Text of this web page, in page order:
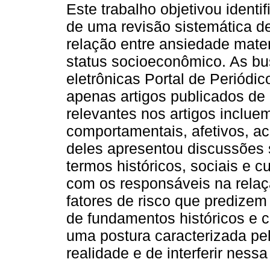
Este trabalho objetivou
de uma revisão sistemática
relação entre ansiedade
status socioeconômico. As
eletrônicas Portal de
apenas artigos publicados
relevantes nos artigos
comportamentais, afetivos,
deles apresentou
termos históricos, sociais e
com os responsáveis na
fatores de risco que
de fundamentos históricos e
uma postura caracterizada
realidade e de interferir